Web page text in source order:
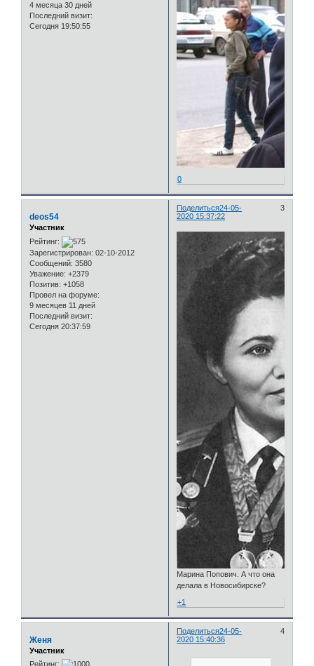
4 месяца 30 дней
Последний визит:
Сегодня 19:50:55
0
Поделиться 3
24-05-
2020 15:37:22
deos54
Участник
Рейтинг:
Зарегистрирован: 02-10-2012
Сообщений: 3580
Уважение: +2379
Позитив: +1058
Провел на форуме:
9 месяцев 11 дней
Последний визит:
Сегодня 20:37:59
Марина Попович. А что она
делала в Новосибирске?
+1
Поделиться 4
24-05-
2020 15:40:36
Женя
Участник
Рейтинг: